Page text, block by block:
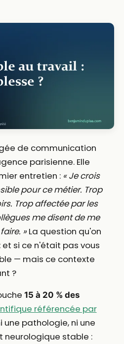
de communication
parisienne. Elle
entretien : « Je crois
pour ce métier. Trop
Trop affectée par les
me disent de me
»La question qu'on
si ce n'était pas vous
— mais ce contexte
?
15 à 20 % des
référencée par
une pathologie, ni une
neurologique stable :